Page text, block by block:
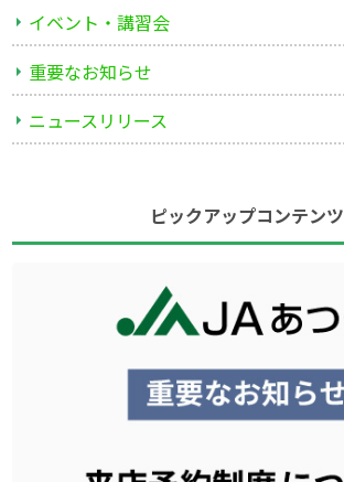
イベント・講習会
重要なお知らせ
ニュースリリース
ピックアップコンテンツ